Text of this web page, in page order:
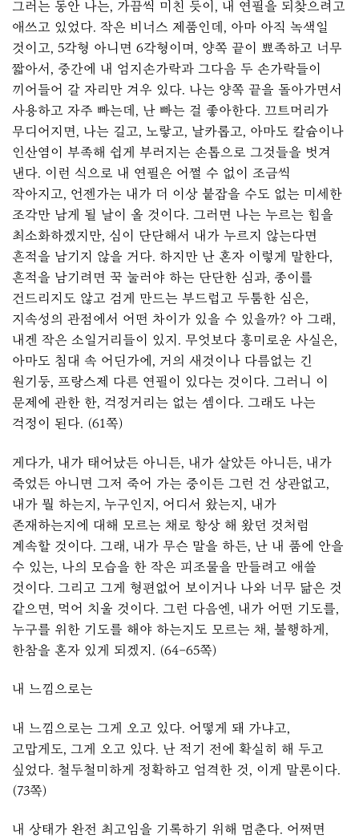
그러는 동안 나는, 가끔씩 미친 듯이, 내 연필을 되찾으려고
애쓰고 있었다. 작은 비너스 제품인데, 아마 아직 녹색일
것이고, 5각형 아니면 6각형이며, 양쪽 끝이 뾰족하고 너무
짧아서, 중간에 내 엄지손가락과 그다음 두 손가락들이
끼어들어 갈 자리만 겨우 있다. 나는 양쪽 끝을 돌아가면서
사용하고 자주 빠는데, 난 빠는 걸 좋아한다. 끄트머리가
무디어지면, 나는 길고, 노랗고, 날카롭고, 아마도 칼슘이나
인산염이 부족해 쉽게 부러지는 손톱으로 그것들을 벗겨
낸다. 이런 식으로 내 연필은 어쩔 수 없이 조금씩
작아지고, 언젠가는 내가 더 이상 붙잡을 수도 없는 미세한
조각만 남게 될 날이 올 것이다. 그러면 나는 누르는 힘을
최소화하겠지만, 심이 단단해서 내가 누르지 않는다면
흔적을 남기지 않을 거다. 하지만 난 혼자 이렇게 말한다,
흔적을 남기려면 꾹 눌러야 하는 단단한 심과, 종이를
건드리지도 않고 검게 만드는 부드럽고 두툼한 심은,
지속성의 관점에서 어떤 차이가 있을 수 있을까? 아 그래,
내겐 작은 소일거리들이 있지. 무엇보다 흥미로운 사실은,
아마도 침대 속 어딘가에, 거의 새것이나 다름없는 긴
원기둥, 프랑스제 다른 연필이 있다는 것이다. 그러니 이
문제에 관한 한, 걱정거리는 없는 셈이다. 그래도 나는
걱정이 된다. (61쪽)
게다가, 내가 태어났든 아니든, 내가 살았든 아니든, 내가
죽었든 아니면 그저 죽어 가는 중이든 그런 건 상관없고,
내가 뭘 하는지, 누구인지, 어디서 왔는지, 내가
존재하는지에 대해 모르는 채로 항상 해 왔던 것처럼
계속할 것이다. 그래, 내가 무슨 말을 하든, 난 내 품에 안을
수 있는, 나의 모습을 한 작은 피조물을 만들려고 애쓸
것이다. 그리고 그게 형편없어 보이거나 나와 너무 닮은 것
같으면, 먹어 치울 것이다. 그런 다음엔, 내가 어떤 기도를,
누구를 위한 기도를 해야 하는지도 모르는 채, 불행하게,
한참을 혼자 있게 되겠지. (64–65쪽)
내 느낌으로는
내 느낌으로는 그게 오고 있다. 어떻게 돼 가냐고,
고맙게도, 그게 오고 있다. 난 적기 전에 확실히 해 두고
싶었다. 철두철미하게 정확하고 엄격한 것, 이게 말론이다.
(73쪽)
내 상태가 완전 최고임을 기록하기 위해 멈춘다. 어쩌면